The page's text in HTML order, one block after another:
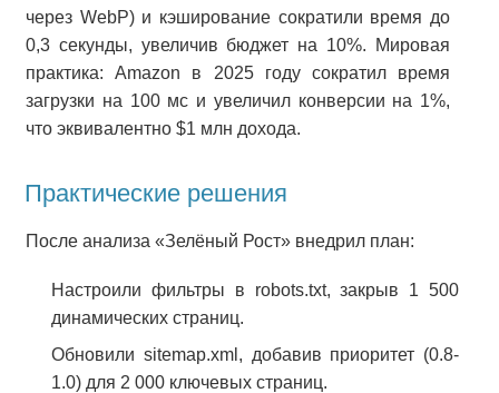
через WebP) и кэширование сократили время до
0,3 секунды, увеличив бюджет на 10%. Мировая
практика: Amazon в 2025 году сократил время
загрузки на 100 мс и увеличил конверсии на 1%,
что эквивалентно $1 млн дохода.
Практические решения
После анализа «Зелёный Рост» внедрил план:
Настроили фильтры в robots.txt, закрыв 1 500
динамических страниц.
Обновили sitemap.xml, добавив приоритет (0.8-
1.0) для 2 000 ключевых страниц.